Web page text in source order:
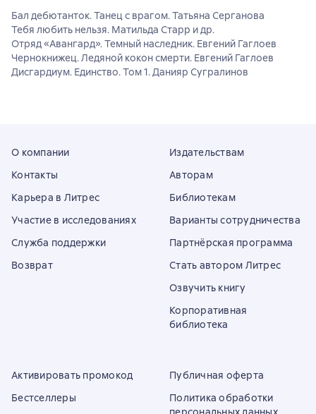
Бал дебютанток. Танец с врагом. Татьяна Серганова
Тебя любить нельзя. Матильда Старр и др.
Отряд «Авангард». Темный наследник. Евгений Гаглоев
Чернокнижец. Ледяной кокон смерти. Евгений Гаглоев
Дисгардиум. Единство. Том 1. Данияр Сугралинов
О компании
Контакты
Карьера в Литрес
Участие в исследованиях
Служба поддержки
Возврат
Издательствам
Авторам
Библиотекам
Варианты сотрудничества
Партнёрская программа
Стать автором Литрес
Озвучить книгу
Корпоративная
библиотека
Активировать промокод
Бестселлеры
Публичная оферта
Политика обработки